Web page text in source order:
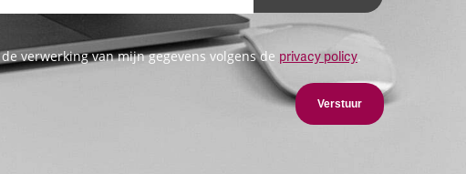
verwerking van mijn gegevens volgens de privacy policy.
Verstuur